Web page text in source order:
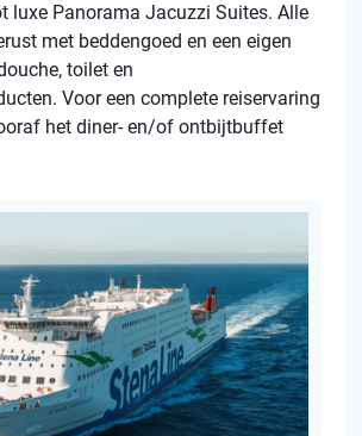
luxe Panorama Jacuzzi Suites. Alle
met beddengoed en een eigen
toilet en
Voor een complete reiservaring
het diner- en/of ontbijtbuffet